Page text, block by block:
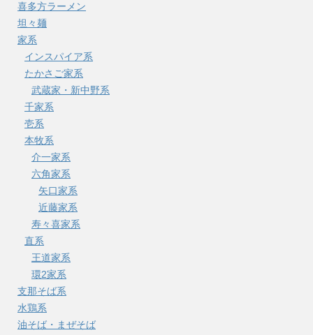
喜多方ラーメン
坦々麺
家系
インスパイア系
たかさご家系
武蔵家・新中野系
千家系
壱系
本牧系
介一家系
六角家系
矢口家系
近藤家系
寿々喜家系
直系
王道家系
環2家系
支那そば系
水鶏系
油そば・まぜそば